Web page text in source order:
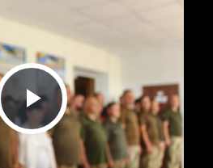
Play Video